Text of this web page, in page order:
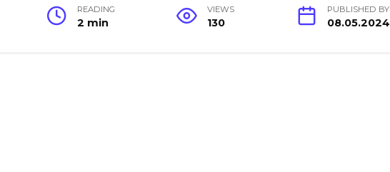
READING
2 min
VIEWS
130
PUBLISHED BY
08.05.2024